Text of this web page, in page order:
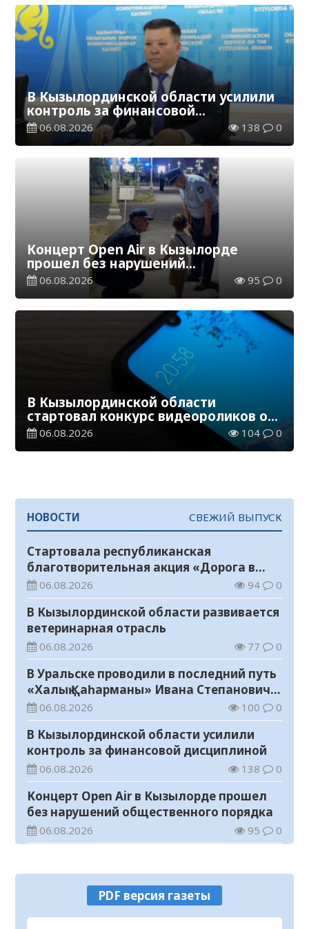
В Кызылординской области усилили
контроль за финансовой
дисциплиной
06.08.2026 138 0
Концерт Open Air в Кызылорде
прошел без нарушений
общественного порядка
06.08.2026 95 0
В Кызылординской области
стартовал конкурс видеороликов о
семейных ценностях и Конституции
06.08.2026 104 0
НОВОСТИ СВЕЖИЙ ВЫПУСК
Стартовала республиканская
благотворительная акция «Дорога в
школу»
06.08.2026 94 0
В Кызылординской области развивается
ветеринарная отрасль
06.08.2026 77 0
В Уральске проводили в последний путь
«Халық Қаһарманы» Ивана Степановича
Гапича
06.08.2026 100 0
В Кызылординской области усилили
контроль за финансовой дисциплиной
06.08.2026 138 0
Концерт Open Air в Кызылорде прошел
без нарушений общественного порядка
06.08.2026 95 0
конкурс видеороликов о семейных
ценностях и Конституции
06.08.2026
Соблюдение правил пожарной
PDF версия газеты